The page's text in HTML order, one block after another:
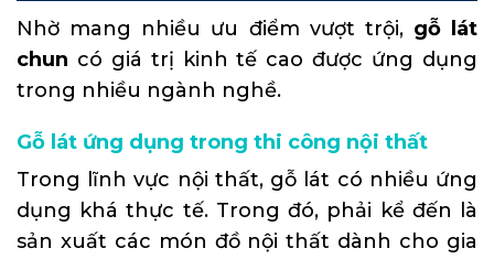
Nhờ mang nhiều ưu điểm vượt trội, gỗ lát
chun có giá trị kinh tế cao được ứng dụng
trong nhiều ngành nghề.
Gỗ lát ứng dụng trong thi công nội thất
Trong lĩnh vực nội thất, gỗ lát có nhiều ứng
dụng khá thực tế. Trong đó, phải kể đến là
sản xuất các món đồ nội thất dành cho gia